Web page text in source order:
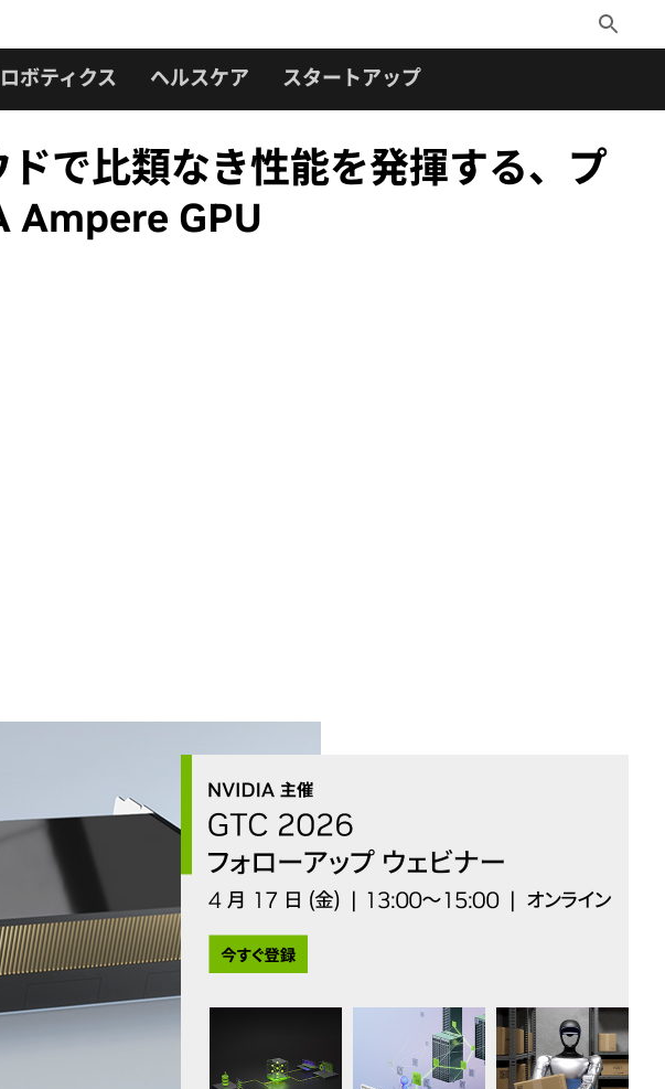
Toggle
Search
ロボティクス ヘルスケア スタートアップ
で比類なき性能を発揮する、プ
Ampere GPU
スト、デザ
ードを加速
の作業は、世界
リモートで作業
す。
たちが、デスク
イズ ワークロ